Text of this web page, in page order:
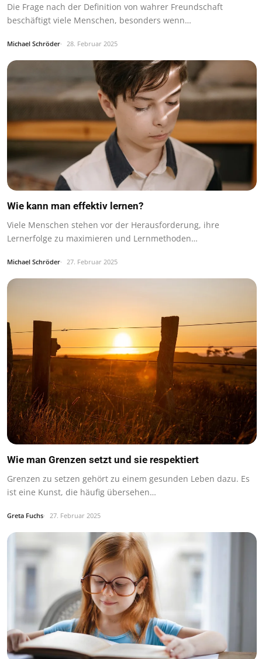
Die Frage nach der Definition von wahrer Freundschaft
beschäftigt viele Menschen, besonders wenn…
Michael Schröder 28. Februar 2025
Wie kann man effektiv lernen?
Viele Menschen stehen vor der Herausforderung, ihre
Lernerfolge zu maximieren und Lernmethoden…
Michael Schröder 27. Februar 2025
Wie man Grenzen setzt und sie respektiert
Grenzen zu setzen gehört zu einem gesunden Leben dazu. Es
ist eine Kunst, die häufig übersehen…
Greta Fuchs 27. Februar 2025